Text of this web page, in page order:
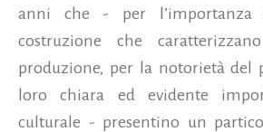
anni che - per
costruzione che
produzione, per la notorietà del
loro chiara ed evidente
culturale - presentino un